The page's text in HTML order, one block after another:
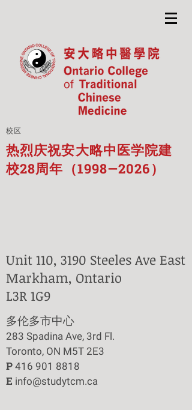
校区
热烈庆祝安大略中医学院建
校28周年（1998—2026）
Unit 110, 3190 Steeles Ave East
Markham, Ontario
L3R 1G9
​多伦多市中心
283 Spadina Ave, 3rd Fl.
Toronto, ON M5T 2E3
P 416 901 8818
E info@studytcm.ca